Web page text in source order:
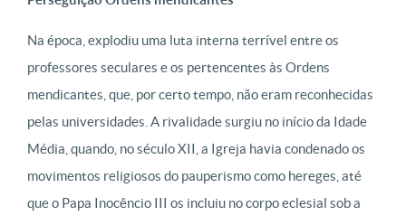
Na época, explodiu uma luta interna terrível entre os
professores seculares e os pertencentes às Ordens
mendicantes, que, por certo tempo, não eram reconhecidas
pelas universidades. A rivalidade surgiu no início da Idade
Média, quando, no século XII, a Igreja havia condenado os
movimentos religiosos do pauperismo como hereges, até
que o Papa Inocêncio III os incluiu no corpo eclesial sob a